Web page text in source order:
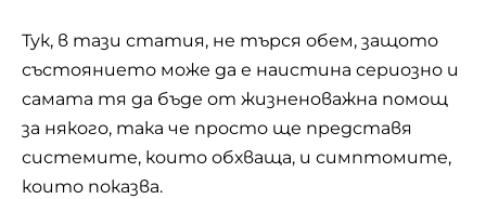
Тук, в тази статия, не търся обем, защото
състоянието може да е наистина сериозно и
самата тя да бъде от жизненоважна помощ
за някого, така че просто ще представя
системите, които обхваща, и симптомите,
които показва.